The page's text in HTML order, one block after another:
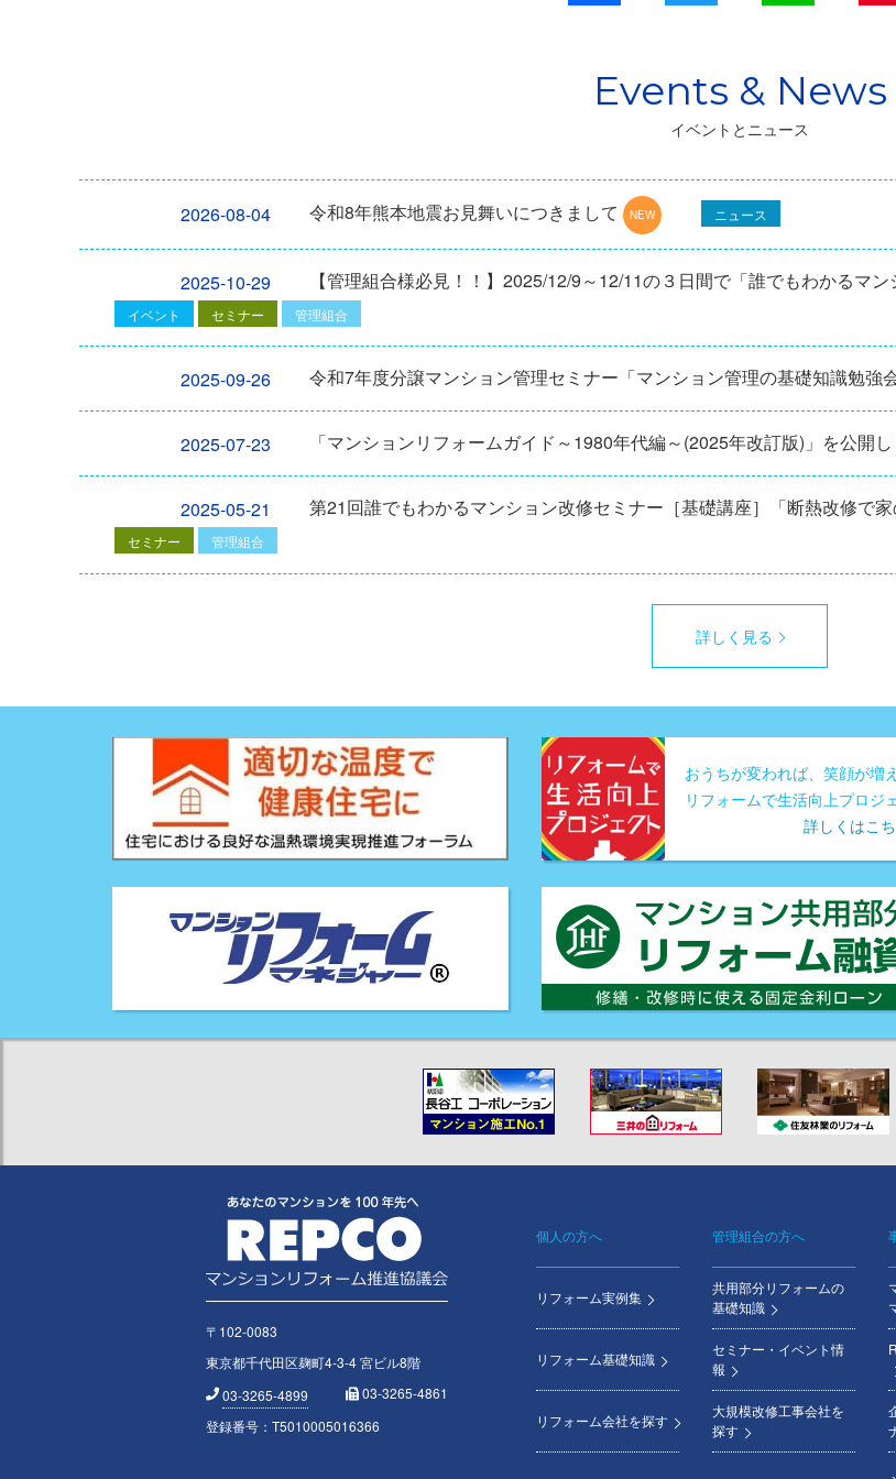
イベントとニュース
2026-08-04 令和8年熊本地震お見舞いにつきまして ニュース
2025-10-29 【管理組合様必見！！】2025/12/9～12/11の３日間で「誰でもわかるマ
イベント セミナー 管理組合
2025-09-26 令和7年度分譲マンション管理セミナー「マンション管理の基礎知識勉強
2025-07-23 「マンションリフォームガイド～1980年代編～(2025年改訂版)」を公開
2025-05-21 第21回誰でもわかるマンション改修セミナー［基礎講座］「断熱改修で
セミナー 管理組合
詳しく見る
おうちが変われば、笑顔が増え
リフォームで生活向上プロジ
詳しくはこ
〒102-0083
東京都千代田区麹町4-3-4 宮ビル8階
03-3265-4899
03-3265-4861
登録番号：T5010005016366
Footer
menu
個人の方へ
リフォーム実例集
リフォーム基礎知識
リフォーム会社を探す
管理組合の方へ
共用部分リフォームの
基礎知識
セミナー・イベント情
報
大規模改修工事会社を
探す